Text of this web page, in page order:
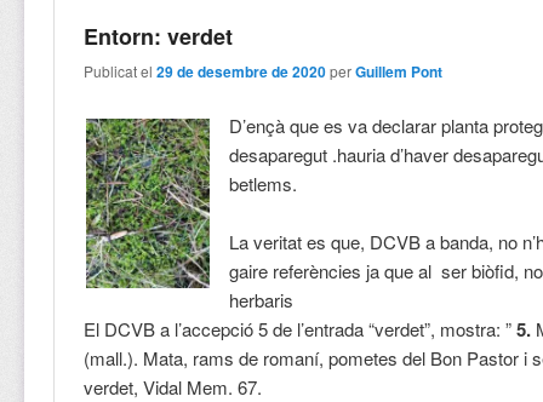
Entorn: verdet
Publicat el29 de desembre de 2020 perGuillem Pont
D’ençà que es va declarar planta
desaparegut .hauria d’haver
betlems.
La veritat es que, DCVB a banda, no
gaire referències ja que al ser biòfid,
herbaris
El DCVB a l’accepció 5 de l’entrada “verdet”, mostra: ”5.
(mall.). Mata, rams de romaní, pometes del Bon Pastor i
verdet,Vidal Mem. 67.